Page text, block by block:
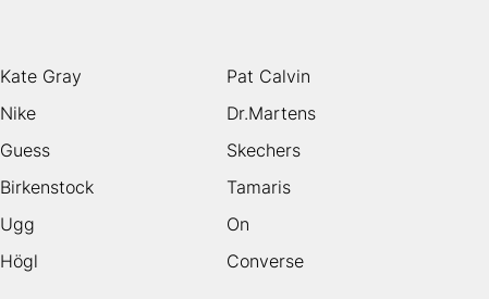
Kate Gray
Pat Calvin
Nike
Dr.Martens
Guess
Skechers
Birkenstock
Tamaris
Ugg
On
Högl Converse